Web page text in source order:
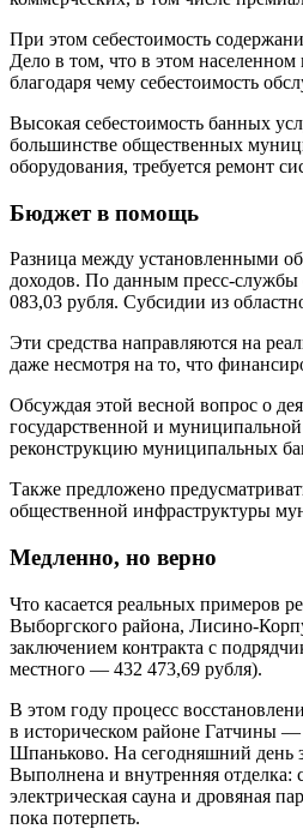
При этом себестоимость
Дело в том, что в этом
благодаря чему себестоимость
Высокая себестоимость банных
большинстве общественных
оборудования, требуется ремонт
Бюджет в помощь
Разница между установленными
доходов. По данным пресс-службы
083,03 рубля. Субсидии из
Эти средства направляются на
даже несмотря на то, что
Обсуждая этой весной вопрос о
государственной и
реконструкцию муниципальных
Также предложено
общественной инфраструктуры
Медленно, но верно
Что касается реальных примеров
Выборгского района, Лисино-
заключением контракта с
местного — 432 473,69 рубля).
В этом году процесс
в историческом районе Гатчины
Шпаньково. На сегодняшний день
Выполнена и внутренняя отделка:
электрическая сауна и дровяная
пока потерпеть.